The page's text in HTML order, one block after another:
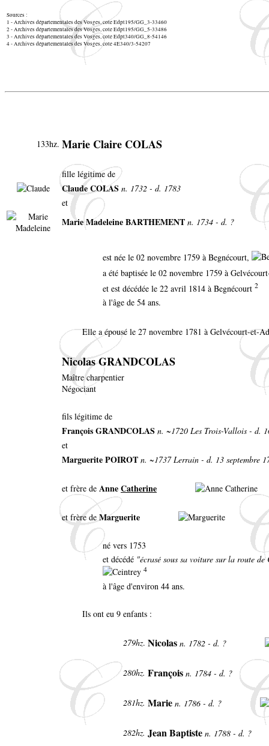
Sources :
1 - Archives départementales des Vosges, cote Edpt195/GG_3-33460
2 - Archives départementales des Vosges, cote Edpt195/GG_5-33486
3 - Archives départementales des Vosges, cote Edpt340/GG_8-54146
4 - Archives départementales des Vosges, cote 4E340/3-54207
133hz. Marie Claire COLAS
fille légitime de
Claude COLAS n. 1732 - d. 1783
et
Marie Madeleine BARTHEMENT n. 1734 - d. ?
est née le 02 novembre 1759 à Begnécourt,
a été baptisée le 02 novembre 1759 à
et est décédée le 22 avril 1814 à Begnécourt 2
à l'âge de 54 ans.
Elle a épousé le 27 novembre 1781 à Gelvécourt-et-
Nicolas GRANDCOLAS
Maître charpentier
Négociant
fils légitime de
François GRANDCOLAS n. ~1720 Les Trois-Vallois - d.
et
Marguerite POIROT n. ~1737 Lerrain - d. 13 septembre
et frère de AnneCatherine
et frère de Marguerite
né vers 1753
et décédé "écrasé sous sa voiture sur la route
4
à l'âge d'environ 44 ans.
Ils ont eu 9 enfants :
279hz. Nicolas n. 1782 - d. ?
280hz. François n. 1784 - d. ?
281hz. Marie n. 1786 - d. ?
282hz. Jean Baptiste n. 1788 - d. ?